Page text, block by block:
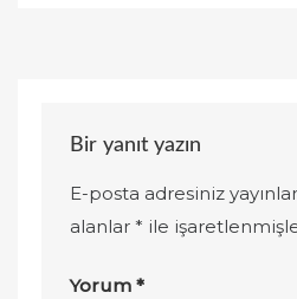
Bir yanıt yazın
E-posta adresiniz
alanlar* ile
Yorum*